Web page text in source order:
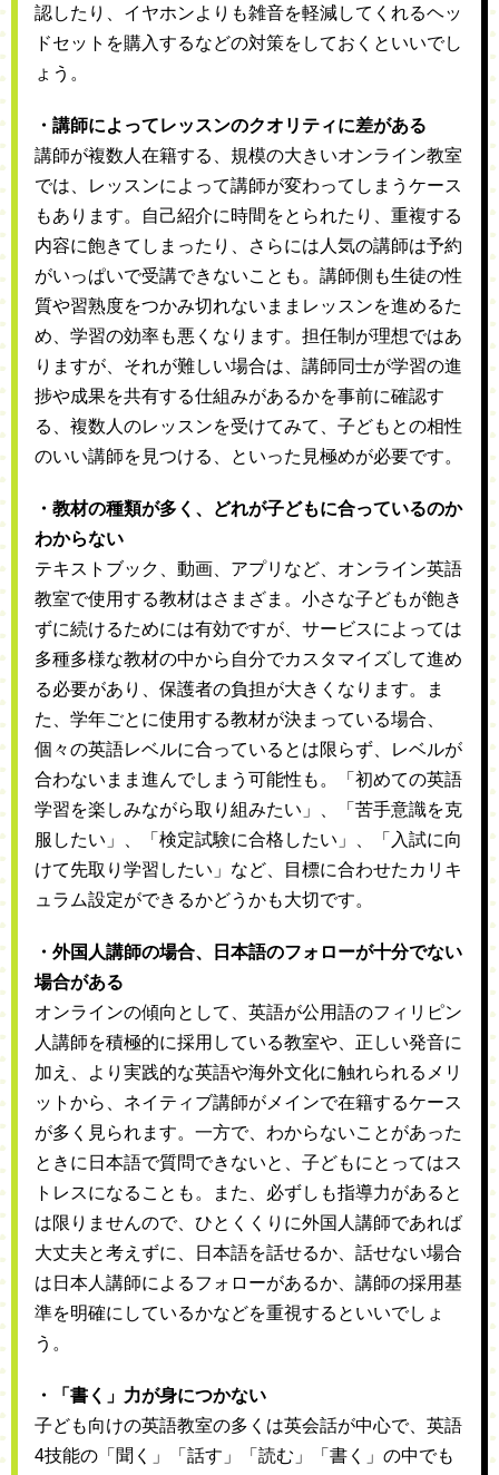
認したり、イヤホンよりも雑音を軽減してくれるヘッ
ドセットを購入するなどの対策をしておくといいでし
ょう。
・講師によってレッスンのクオリティに差がある
講師が複数人在籍する、規模の大きいオンライン教室
では、レッスンによって講師が変わってしまうケース
もあります。自己紹介に時間をとられたり、重複する
内容に飽きてしまったり、さらには人気の講師は予約
がいっぱいで受講できないことも。講師側も生徒の性
質や習熟度をつかみ切れないままレッスンを進めるた
め、学習の効率も悪くなります。担任制が理想ではあ
りますが、それが難しい場合は、講師同士が学習の進
捗や成果を共有する仕組みがあるかを事前に確認す
る、複数人のレッスンを受けてみて、子どもとの相性
のいい講師を見つける、といった見極めが必要です。
・教材の種類が多く、どれが子どもに合っているのか
わからない
テキストブック、動画、アプリなど、オンライン英語
教室で使用する教材はさまざま。小さな子どもが飽き
ずに続けるためには有効ですが、サービスによっては
多種多様な教材の中から自分でカスタマイズして進め
る必要があり、保護者の負担が大きくなります。ま
た、学年ごとに使用する教材が決まっている場合、
個々の英語レベルに合っているとは限らず、レベルが
合わないまま進んでしまう可能性も。「初めての英語
学習を楽しみながら取り組みたい」、「苦手意識を克
服したい」、「検定試験に合格したい」、「入試に向
けて先取り学習したい」など、目標に合わせたカリキ
ュラム設定ができるかどうかも大切です。
・外国人講師の場合、日本語のフォローが十分でない
場合がある
オンラインの傾向として、英語が公用語のフィリピン
人講師を積極的に採用している教室や、正しい発音に
加え、より実践的な英語や海外文化に触れられるメリ
ットから、ネイティブ講師がメインで在籍するケース
が多く見られます。一方で、わからないことがあった
ときに日本語で質問できないと、子どもにとってはス
トレスになることも。また、必ずしも指導力があると
は限りませんので、ひとくくりに外国人講師であれば
大丈夫と考えずに、日本語を話せるか、話せない場合
は日本人講師によるフォローがあるか、講師の採用基
準を明確にしているかなどを重視するといいでしょ
う。
・「書く」力が身につかない
子ども向けの英語教室の多くは英会話が中心で、英語
4技能の「聞く」「話す」「読む」「書く」の中でも